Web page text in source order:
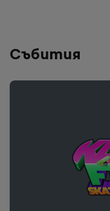
Събития